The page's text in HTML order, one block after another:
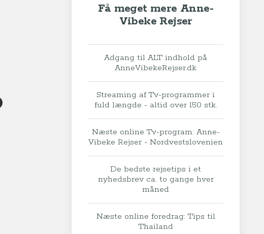
Få meget mere Anne-
Vibeke Rejser
Adgang til ALT indhold på
AnneVibekeRejser.dk
Streaming af Tv-programmer i
fuld længde - altid over 150 stk.
Næste online Tv-program: Anne-
Vibeke Rejser - Nordvestslovenien
De bedste rejsetips i et
nyhedsbrev ca. to gange hver
måned
Næste online foredrag: Tips til
Thailand